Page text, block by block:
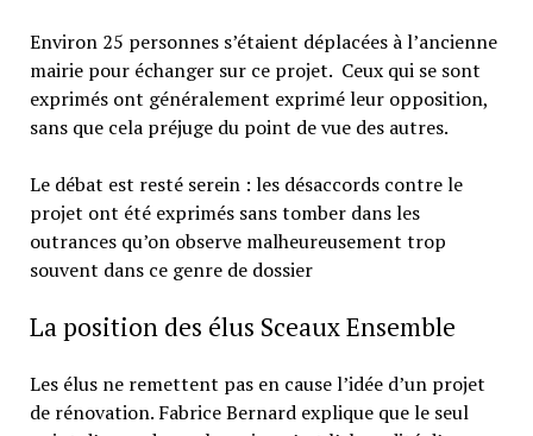
Environ 25 personnes s’étaient déplacées à l’ancienne
mairie pour échanger sur ce projet. Ceux qui se sont
exprimés ont généralement exprimé leur opposition,
sans que cela préjuge du point de vue des autres.
Le débat est resté serein : les désaccords contre le
projet ont été exprimés sans tomber dans les
outrances qu’on observe malheureusement trop
souvent dans ce genre de dossier
La position des élus Sceaux Ensemble
Les élus ne remettent pas en cause l’idée d’un projet
de rénovation. Fabrice Bernard explique que le seul